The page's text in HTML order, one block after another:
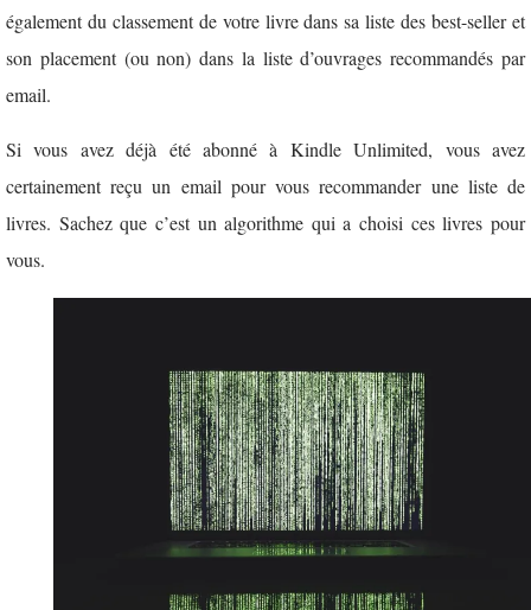
également du classement de votre livre dans sa liste des best-seller et
son placement (ou non) dans la liste d’ouvrages recommandés par
email.
Si vous avez déjà été abonné à Kindle Unlimited, vous avez
certainement reçu un email pour vous recommander une liste de
livres. Sachez que c’est un algorithme qui a choisi ces livres pour
vous.